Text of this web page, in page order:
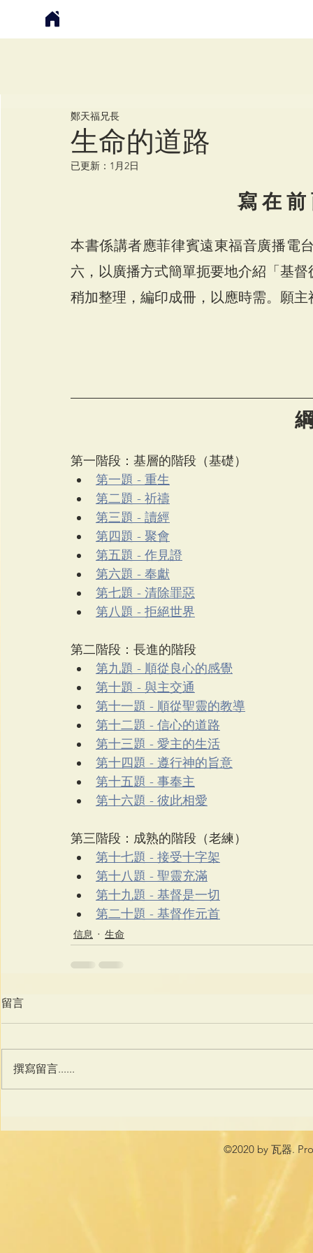
生命的道路
鄭天福兄長
已更新： 1月2日
寫 在 前
本書係講者應菲律賓遠東福音廣播電
六，以廣播方式簡單扼要地介紹「基
稍加整理，編印成冊，以應時需。願
第一階段：基層的階段（基礎）
第一題 - 重生
第二題 - 祈禱
第三題 - 讀經
第四題 - 聚會
第五題 - 作見證
第六題 - 奉獻
第七題 - 清除罪惡
第八題 - 拒絕世界
第二階段：長進的階段
第九題 - 順從良心的感覺
第十題 - 與主交通
第十一題 - 順從聖靈的教導
第十二題 - 信心的道路
第十三題 - 愛主的生活
第十四題 - 遵行神的旨意
第十五題 - 事奉主
第十六題 - 彼此相愛
第三階段：成熟的階段（老練）
第十七題 - 接受十字架
第十八題 - 聖靈充滿
第十九題 - 基督是一切
第二十題 - 基督作元首
信息 生命
留言
撰寫留言......
©2020 by 瓦器.